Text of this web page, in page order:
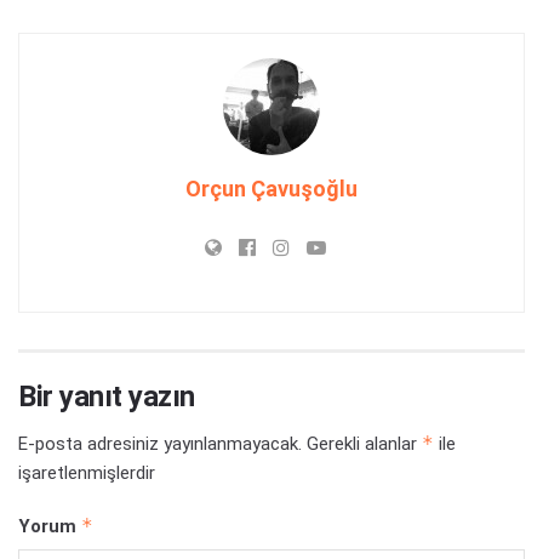
Orçun Çavuşoğlu
Bir yanıt yazın
E-posta adresiniz yayınlanmayacak. Gerekli alanlar * ile
işaretlenmişlerdir
Yorum *